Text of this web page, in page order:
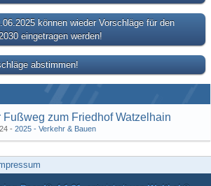
können wieder Vorschläge für den
eingetragen werden!
abstimmen!
Fußweg zum Friedhof Watzelhain
2025 - Verkehr & Bauen